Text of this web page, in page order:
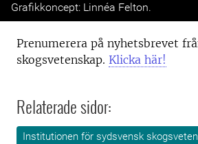
Grafikkoncept: Linnéa Felton.
Prenumerera på nyhetsbrevet
skogsvetenskap. Klicka här!
Relaterade sidor:
Institutionen för sydsvensk